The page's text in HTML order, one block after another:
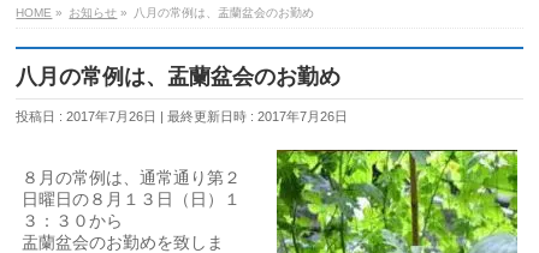
HOME » お知らせ » 八月の常例は、盂蘭盆会のお勤め
八月の常例は、盂蘭盆会のお勤め
投稿日 : 2017年7月26日 最終更新日時 : 2017年7月26日
８月の常例は、通常通り第２
日曜日の８月１３日（日）１
３：３０から
盂蘭盆会のお勤めを致しま